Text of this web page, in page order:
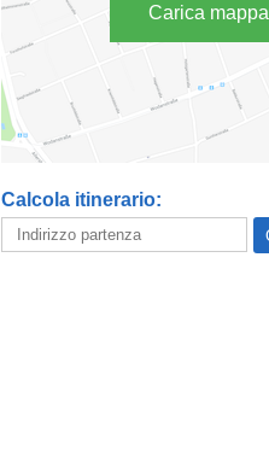
Carica mappa
Calcola itinerario: